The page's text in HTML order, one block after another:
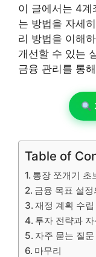
이 글에서는 4계
는 방법을 자세
리 방법을 이해
개선할 수 있는
금융 관리를 통
Table of
통장 쪼개기 초
금융 목표 설정
재정 계획 수립
투자 전략과 자
자주 묻는 질문
마무리